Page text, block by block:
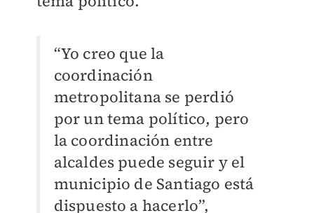
“Yo creo que la
coordinación
metropolitana se perdió
por un tema político, pero
la coordinación entre
alcaldes puede seguir y el
municipio de Santiago está
dispuesto a hacerlo”,